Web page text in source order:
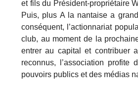
et fils du Président-propriétaire
Puis, plus A la nantaise a
conséquent, l’actionnariat
club, au moment de la
entrer au capital et contribuer
reconnus, l’association profite
pouvoirs publics et des médias